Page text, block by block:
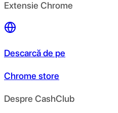
Extensie Chrome
Descarcă de pe
Chrome store
Despre CashClub